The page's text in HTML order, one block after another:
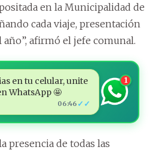
en la Municipalidad de
cada viaje, presentación
afirmó el jefe comunal.
en tu celular, unite
WhatsApp 🤩
06:46 ✓✓
1
presencia de todas las